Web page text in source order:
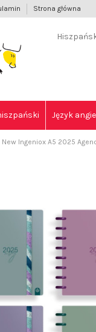
Strona główna
Język
New Ingeniox A5 2025